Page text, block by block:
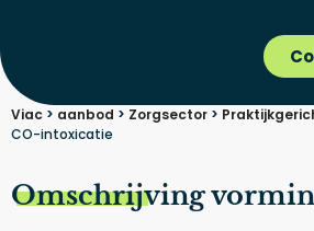
Viac > aanbod > Zorgsector >
CO-intoxicatie
Omschrijving